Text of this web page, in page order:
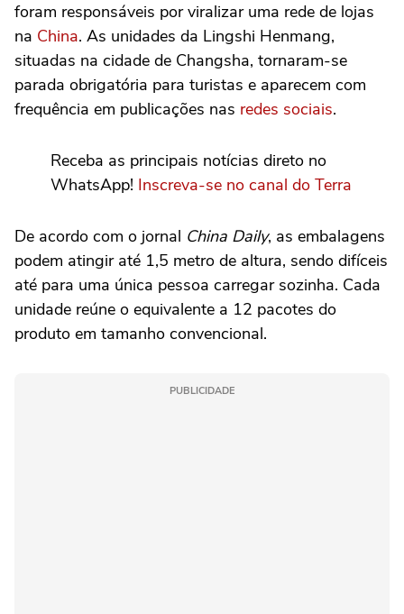
foram responsáveis por viralizar uma rede de lojas
na China. As unidades da Lingshi Henmang,
situadas na cidade de Changsha, tornaram-se
parada obrigatória para turistas e aparecem com
frequência em publicações nas redes sociais.
Receba as principais notícias direto no
WhatsApp! Inscreva-se no canal do Terra
De acordo com o jornal China Daily, as embalagens
podem atingir até 1,5 metro de altura, sendo difíceis
até para uma única pessoa carregar sozinha. Cada
unidade reúne o equivalente a 12 pacotes do
produto em tamanho convencional.
PUBLICIDADE